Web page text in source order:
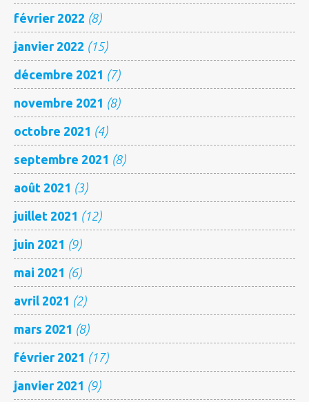
février 2022 (8)
janvier 2022 (15)
décembre 2021 (7)
novembre 2021 (8)
octobre 2021 (4)
septembre 2021 (8)
août 2021 (3)
juillet 2021 (12)
juin 2021 (9)
mai 2021 (6)
avril 2021 (2)
mars 2021 (8)
février 2021 (17)
janvier 2021 (9)